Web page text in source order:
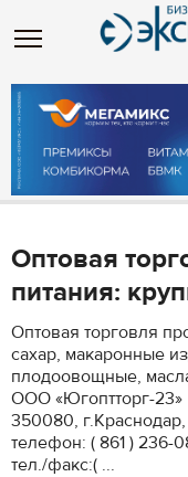
Оптовая
питания:
Оптовая торговля
сахар, макаронные
плодоовощные,
ООО «Югоптторг-23»
350080,
телефон: ( 861 ) 236-
тел./факс:( ...